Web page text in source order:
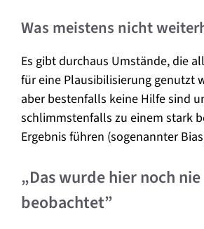
Was meistens nicht
Es gibt durchaus Umstände, die
für eine Plausibilisierung genutzt
aber bestenfalls keine Hilfe sind
schlimmstenfalls zu einem stark
Ergebnis führen (sogenannter
„Das wurde hier noch nie
beobachtet”